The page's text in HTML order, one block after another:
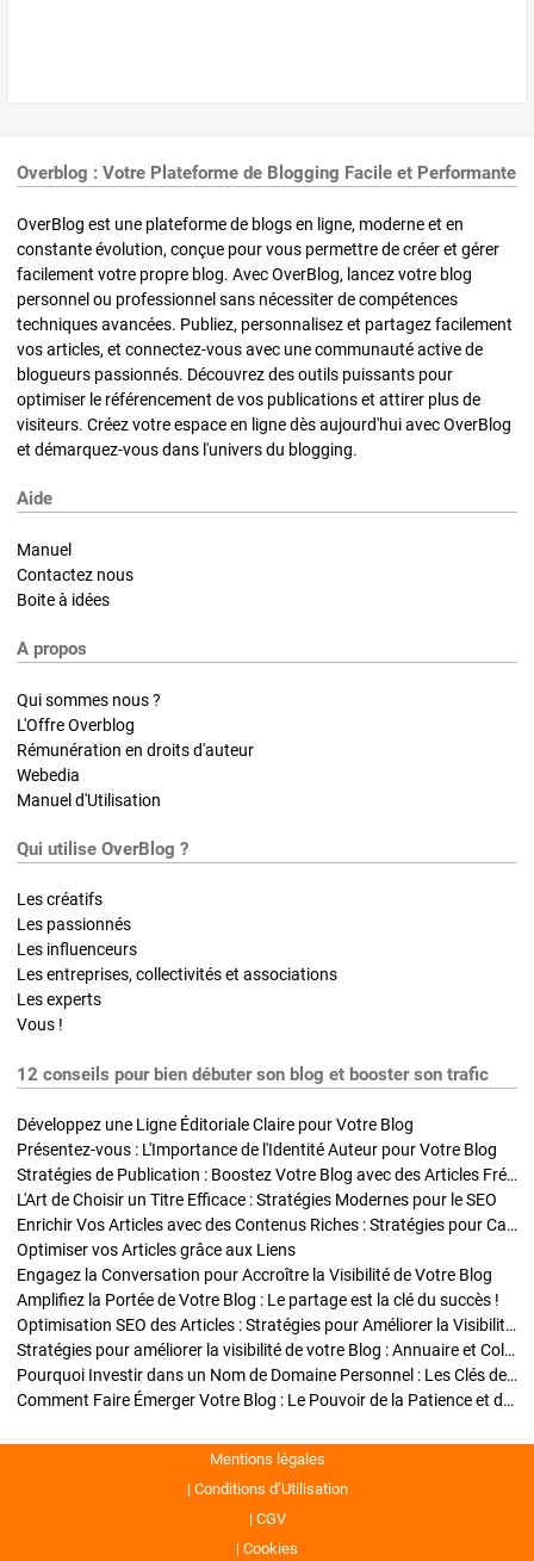
Overblog : Votre Plateforme de Blogging Facile et Performante
OverBlog est une plateforme de blogs en ligne, moderne et en
constante évolution, conçue pour vous permettre de créer et gérer
facilement votre propre blog. Avec OverBlog, lancez votre blog
personnel ou professionnel sans nécessiter de compétences
techniques avancées. Publiez, personnalisez et partagez facilement
vos articles, et connectez-vous avec une communauté active de
blogueurs passionnés. Découvrez des outils puissants pour
optimiser le référencement de vos publications et attirer plus de
visiteurs. Créez votre espace en ligne dès aujourd'hui avec OverBlog
et démarquez-vous dans l'univers du blogging.
Aide
Manuel
Contactez nous
Boite à idées
A propos
Qui sommes nous ?
L'Offre Overblog
Rémunération en droits d'auteur
Webedia
Manuel d'Utilisation
Qui utilise OverBlog ?
Les créatifs
Les passionnés
Les influenceurs
Les entreprises, collectivités et associations
Les experts
Vous !
12 conseils pour bien débuter son blog et booster son trafic
Développez une Ligne Éditoriale Claire pour Votre Blog
Présentez-vous : L'Importance de l'Identité Auteur pour Votre Blog
Stratégies de Publication : Boostez Votre Blog avec des Articles Fréquents et Exclusifs
L'Art de Choisir un Titre Efficace : Stratégies Modernes pour le SEO
Enrichir Vos Articles avec des Contenus Riches : Stratégies pour Captiver et Optimiser
Optimiser vos Articles grâce aux Liens
Engagez la Conversation pour Accroître la Visibilité de Votre Blog
Amplifiez la Portée de Votre Blog : Le partage est la clé du succès !
Optimisation SEO des Articles : Stratégies pour Améliorer la Visibilité de Votre Blog
Stratégies pour améliorer la visibilité de votre Blog : Annuaire et Collaborations
Pourquoi Investir dans un Nom de Domaine Personnel : Les Clés de la Réussite de Votre Blog
Comment Faire Émerger Votre Blog : Le Pouvoir de la Patience et de la Persévérance
Mentions légales
Conditions d’Utilisation
CGV
Cookies